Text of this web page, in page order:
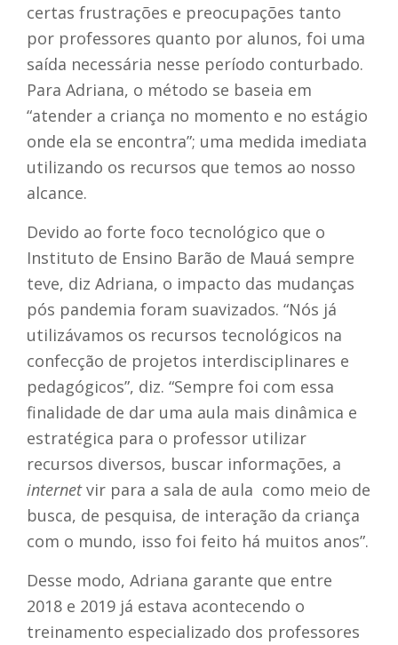
certas frustrações e preocupações tanto
por professores quanto por alunos, foi uma
saída necessária nesse período conturbado.
Para Adriana, o método se baseia em
“atender a criança no momento e no estágio
onde ela se encontra”; uma medida imediata
utilizando os recursos que temos ao nosso
alcance.
Devido ao forte foco tecnológico que o
Instituto de Ensino Barão de Mauá sempre
teve, diz Adriana, o impacto das mudanças
pós pandemia foram suavizados. “Nós já
utilizávamos os recursos tecnológicos na
confecção de projetos interdisciplinares e
pedagógicos”, diz. “Sempre foi com essa
finalidade de dar uma aula mais dinâmica e
estratégica para o professor utilizar
recursos diversos, buscar informações, a
internetvir para a sala de aula como meio de
busca, de pesquisa, de interação da criança
com o mundo, isso foi feito há muitos anos”.
Desse modo, Adriana garante que entre
2018 e 2019 já estava acontecendo o
treinamento especializado dos professores